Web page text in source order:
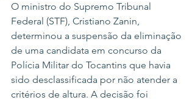
O ministro do Supremo Tribunal
Federal (STF), Cristiano Zanin,
determinou a suspensão da eliminação
de uma candidata em concurso da
Polícia Militar do Tocantins que havia
sido desclassificada por não atender a
critérios de altura. A decisão foi